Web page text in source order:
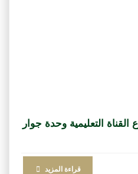
التعليمية وحدة جوار
قراءة المزيد